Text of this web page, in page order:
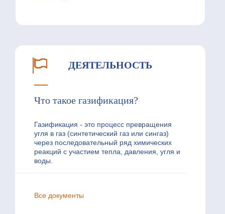
ДЕЯТЕЛЬНОСТЬ
Что такое газификация?
Газификация - это процесс превращения
угля в газ (синтетический газ или сингаз)
через последовательный ряд химических
реакций с участием тепла, давления, угля и
воды.
Все документы